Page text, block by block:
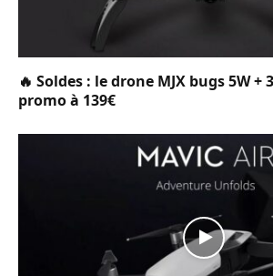
🔥 Soldes : le drone MJX bugs 5W +
promo à 139€